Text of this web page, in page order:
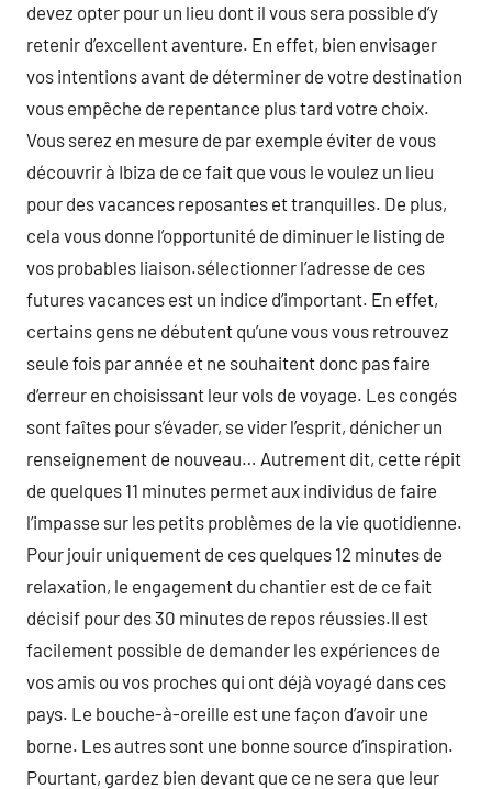
devez opter pour un lieu dont il vous sera possible d’y
retenir d’excellent aventure. En effet, bien envisager
vos intentions avant de déterminer de votre destination
vous empêche de repentance plus tard votre choix.
Vous serez en mesure de par exemple éviter de vous
découvrir à Ibiza de ce fait que vous le voulez un lieu
pour des vacances reposantes et tranquilles. De plus,
cela vous donne l’opportunité de diminuer le listing de
vos probables liaison.sélectionner l’adresse de ces
futures vacances est un indice d’important. En effet,
certains gens ne débutent qu’une vous vous retrouvez
seule fois par année et ne souhaitent donc pas faire
d’erreur en choisissant leur vols de voyage. Les congés
sont faîtes pour s’évader, se vider l’esprit, dénicher un
renseignement de nouveau… Autrement dit, cette répit
de quelques 11 minutes permet aux individus de faire
l’impasse sur les petits problèmes de la vie quotidienne.
Pour jouir uniquement de ces quelques 12 minutes de
relaxation, le engagement du chantier est de ce fait
décisif pour des 30 minutes de repos réussies.Il est
facilement possible de demander les expériences de
vos amis ou vos proches qui ont déjà voyagé dans ces
pays. Le bouche-à-oreille est une façon d’avoir une
borne. Les autres sont une bonne source d’inspiration.
Pourtant, gardez bien devant que ce ne sera que leur